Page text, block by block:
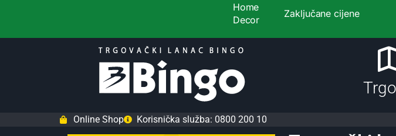
Home
Decor
Zaključane cijene
Online Shop Korisnička služba: 0800 200 10